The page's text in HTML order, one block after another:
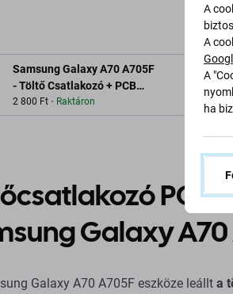
Samsung Galaxy A70 A705F
- Töltő Csatlakozó + PCB
Alaplap
2 800 Ft Raktáron
PCB
Galaxy A70
Galaxy A70 A705F eszköze leállt a
A
A
A
ha